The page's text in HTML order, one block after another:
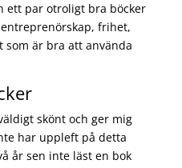
ett par otroligt bra böcker
frihet,
som är bra att använda
skönt och ger mig
har uppleft på detta
år sen inte läst en bok